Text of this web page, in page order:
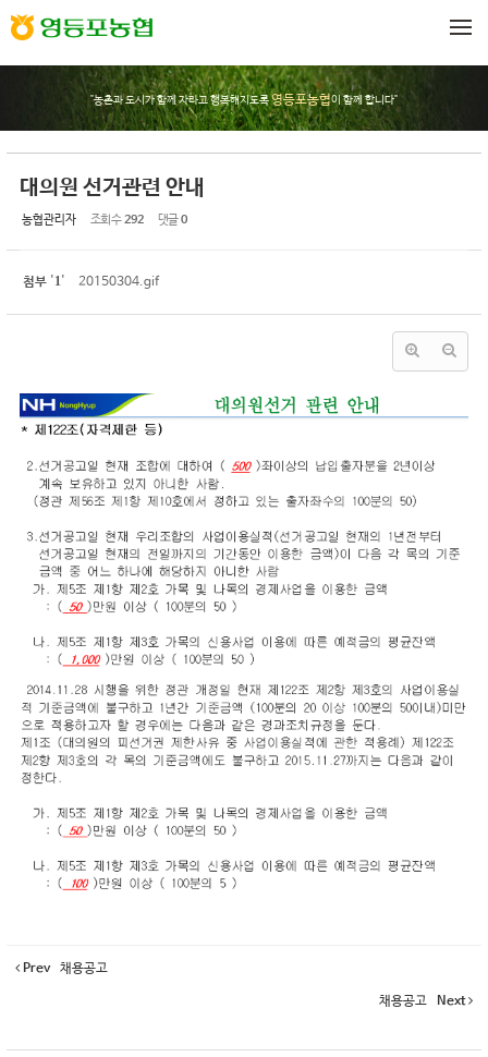
"농촌과 도시가 함께 자라고 행복해지도록영등포농협이 함께 합니다"
대의원 선거관련 안내
농협관리자 조회 수292 댓글0
첨부 '1' 20150304.gif
Prev 채용공고
채용공고 Next